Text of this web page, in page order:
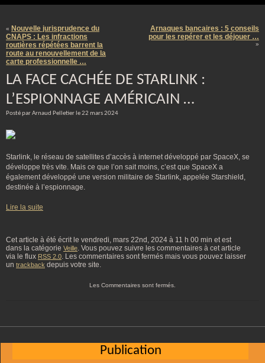
« Nouvelle jurisprudence du
CNAPS : Les infractions
routières répétées barrent la
route au renouvellement de la
carte professionnelle …
Arnaques bancaires : 5 conseils
pour les repérer et les déjouer …
»
LA FACE CACHÉE DE STARLINK :
L’ESPIONNAGE AMÉRICAIN …
Posté par Arnaud Pelletier le 22 mars 2024
Starlink, le réseau de satellites d’accès à internet développé par SpaceX, se
développe très vite. Mais ce que l’on sait moins, c’est que SpaceX a
également développé une version militaire de Starlink, appelée Starshield,
destinée à l’espionnage.
Lire la suite
Cet article à été écrit le vendredi, mars 22nd, 2024 à 11 h 00 min et est
dans la catégorie Veille. Vous pouvez suivre les commentaires à cet article
via le flux RSS 2.0. Les commentaires sont fermés mais vous pouvez laisser
un trackback depuis votre site.
Les Commentaires sont fermés.
Publication